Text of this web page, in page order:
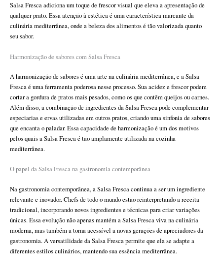
Salsa Fresca adiciona um toque de frescor visual que eleva a apresentação de
qualquer prato. Essa atenção à estética é uma característica marcante da
culinária mediterrânea, onde a beleza dos alimentos é tão valorizada quanto
seu sabor.
Harmonização de sabores com Salsa Fresca
A harmonização de sabores é uma arte na culinária mediterrânea, e a Salsa
Fresca é uma ferramenta poderosa nesse processo. Sua acidez e frescor podem
cortar a gordura de pratos mais pesados, como os que contêm queijos ou carnes.
Além disso, a combinação de ingredientes da Salsa Fresca pode complementar
especiarias e ervas utilizadas em outros pratos, criando uma sinfonia de sabores
que encanta o paladar. Essa capacidade de harmonização é um dos motivos
pelos quais a Salsa Fresca é tão amplamente utilizada na cozinha
mediterrânea.
O papel da Salsa Fresca na gastronomia contemporânea
Na gastronomia contemporânea, a Salsa Fresca continua a ser um ingrediente
relevante e inovador. Chefs de todo o mundo estão reinterpretando a receita
tradicional, incorporando novos ingredientes e técnicas para criar variações
únicas. Essa evolução não apenas mantém a Salsa Fresca viva na culinária
moderna, mas também a torna acessível a novas gerações de apreciadores da
gastronomia. A versatilidade da Salsa Fresca permite que ela se adapte a
diferentes estilos culinários, mantendo sua essência mediterrânea.